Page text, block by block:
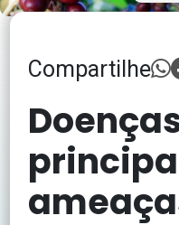
Compartilhe